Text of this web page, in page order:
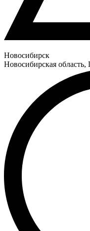
Новосибирск
Новосибирская